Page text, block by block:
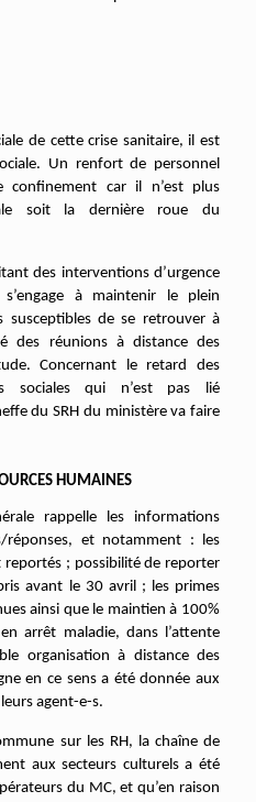
de cette crise sanitaire, il est
Un renfort de personnel
confinement car il n’est plus
soit la dernière roue du
des interventions d’urgence
à maintenir le plein
susceptibles de se retrouver à
des réunions à distance des
Concernant le retard des
sociales qui n’est pas lié
du SRH du ministère va faire
HUMAINES
rappelle les informations
réponses, et notamment : les
; possibilité de reporter
avant le 30 avril ; les primes
ainsi que le maintien à 100%
arrêt maladie, dans l’attente
organisation à distance des
en ce sens a été donnée aux
agent-e-s.
sur les RH, la chaîne de
aux secteurs culturels a été
du MC, et qu’en raison